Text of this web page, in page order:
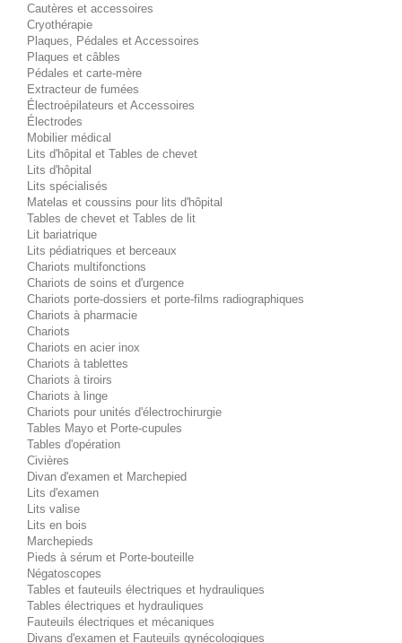
Cautères et accessoires
Cryothérapie
Plaques, Pédales et Accessoires
Plaques et câbles
Pédales et carte-mère
Extracteur de fumées
Électroépilateurs et Accessoires
Électrodes
Mobilier médical
Lits d'hôpital et Tables de chevet
Lits d'hôpital
Lits spécialisés
Matelas et coussins pour lits d'hôpital
Tables de chevet et Tables de lit
Lit bariatrique
Lits pédiatriques et berceaux
Chariots multifonctions
Chariots de soins et d'urgence
Chariots porte-dossiers et porte-films radiographiques
Chariots à pharmacie
Chariots
Chariots en acier inox
Chariots à tablettes
Chariots à tiroirs
Chariots à linge
Chariots pour unités d'électrochirurgie
Tables Mayo et Porte-cupules
Tables d'opération
Civières
Divan d'examen et Marchepied
Lits d'examen
Lits valise
Lits en bois
Marchepieds
Pieds à sérum et Porte-bouteille
Négatoscopes
Tables et fauteuils électriques et hydrauliques
Tables électriques et hydrauliques
Fauteuils électriques et mécaniques
Divans d'examen et Fauteuils gynécologiques